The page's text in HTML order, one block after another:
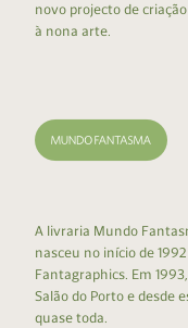
novo projecto de
à nona arte.
A livraria Mundo
nasceu no início de
Fantagraphics. Em
Salão do Porto e desde
quase toda.